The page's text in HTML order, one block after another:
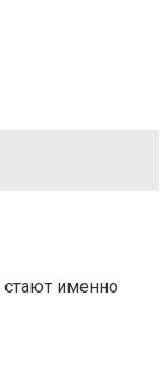
стают именно